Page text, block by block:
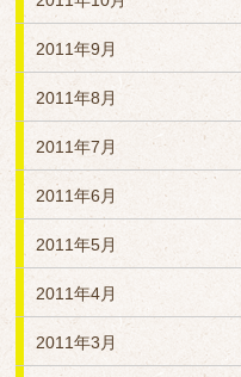
2011年9月
2011年8月
2011年7月
2011年6月
2011年5月
2011年4月
2011年3月